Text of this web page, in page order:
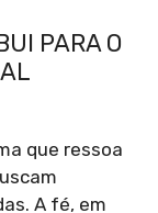
PARA O
que ressoa
A fé, em